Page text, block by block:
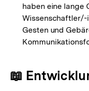
haben eine lange
Wissenschaftler/-
Gesten und
📖